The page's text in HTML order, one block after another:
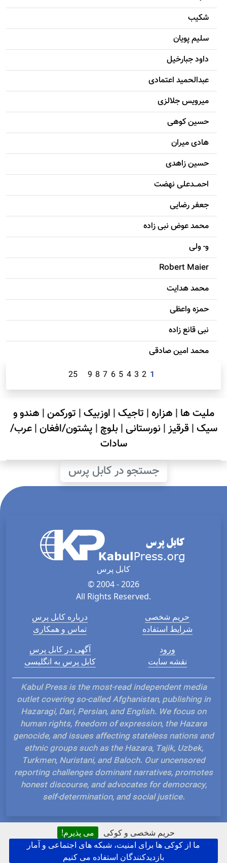
حریم شخصی و کوکی
می پذیرم!
ما از کوکی ها برای امنیت، شبکه های اجتماعی و آمار
بازدیدکنندگان استفاده می کنیم
شکيب
سليم پویان
داود جبارخیل
عبدالحمید اعتمادی
میرویس جلالزی
حسين کوهی
هادی ميران
حسين زاهدی
احمـــدعلی نهضت
جعفر رضایی
محمد عوض نبی زاده
و- ولی
Robert Maier
محمد هدایت
حمزه واعظی
نبی قانع زاده
محمد امين صادقی
1
2
3
4
5
6
7
8
9
25
ملیت ها | هزاره| تاجیک| اوزبیک| تورکمن| هندو و
سیک| قرقیز| نورستانی| بلوچ | پشتون/افغان|عرب/
سادات
جستجو در کابل پرس
کابل پرس
© 2004 - 2026
All Rights Reserved.
درباره کابل پرس
تماس و همکاری
حریم شخصی
شرایط استفاده
آگهی در کابل پرس
کابل پرس به انگلیسی
ورود
نقشه سایت
Kabul Press is the most-read independent media
outlet covering so-called Afghanistan, publishing in
Hazaragi, Dari, Persian, and English. We focus on
human rights, freedom of expression, the Hazara
genocide, and issues affecting stateless nations and
ethnic groups such as the Hazara, Tajik, Uzbek,
Turkmen, Nuristani, and Baloch. Our uncensored
reporting challenges dominant narratives, promotes
honest discourse, and advocates for democracy,
self-determination, and social justice.
Hosted and Developed by IP Plans